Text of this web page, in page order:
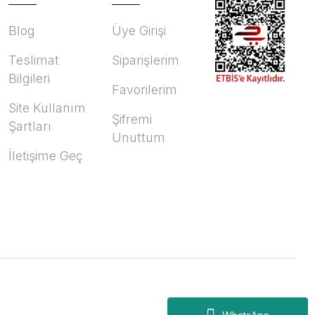
Blog
Teslimat
Bilgileri
Site Kullanım
Şartları
İletişime Geç
Üye Girişi
Siparişlerim
Favorilerim
Şifremi
Unuttum